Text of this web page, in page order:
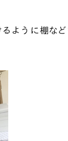
るように棚な